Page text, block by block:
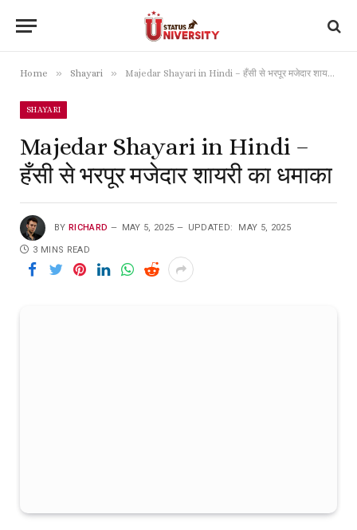
Home » Shayari » Majedar Shayari in Hindi – हँसी से भरपूर मजेदार शायरी का धमाका
SHAYARI
Majedar Shayari in Hindi –
हँसी से भरपूर मजेदार शायरी का धमाका
BY RICHARD MAY 5, 2025 UPDATED: MAY 5, 2025
3 MINS READ